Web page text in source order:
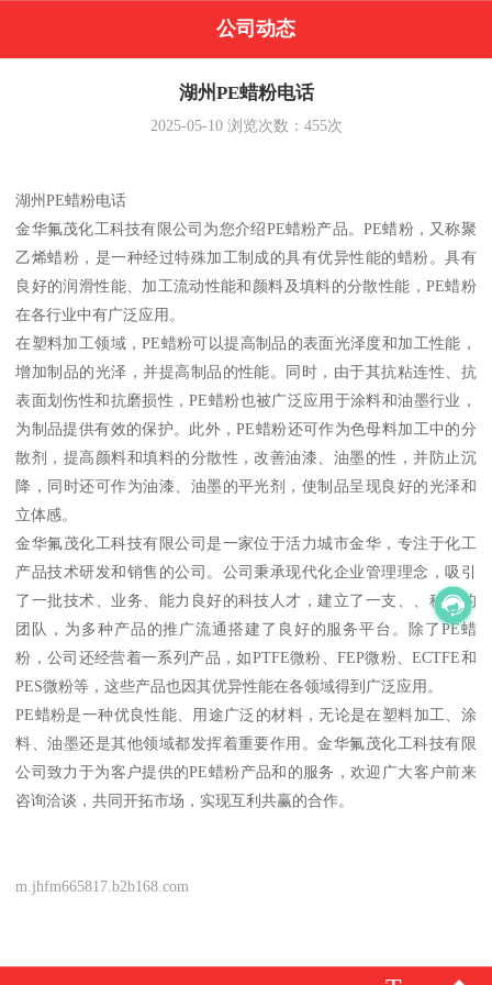
公司动态
湖州PE蜡粉电话
2025-05-10浏览次数： 455次
湖州PE蜡粉电话
金华氟茂化工科技有限公司为您介绍PE蜡粉产品。PE蜡粉，又称聚
乙烯蜡粉，是一种经过特殊加工制成的具有优异性能的蜡粉。具有
良好的润滑性能、加工流动性能和颜料及填料的分散性能，PE蜡粉
在各行业中有广泛应用。
在塑料加工领域，PE蜡粉可以提高制品的表面光泽度和加工性能，
增加制品的光泽，并提高制品的性能。同时，由于其抗粘连性、抗
表面划伤性和抗磨损性，PE蜡粉也被广泛应用于涂料和油墨行业，
为制品提供有效的保护。此外，PE蜡粉还可作为色母料加工中的分
散剂，提高颜料和填料的分散性，改善油漆、油墨的性，并防止沉
降，同时还可作为油漆、油墨的平光剂，使制品呈现良好的光泽和
立体感。
金华氟茂化工科技有限公司是一家位于活力城市金华，专注于化工
产品技术研发和销售的公司。公司秉承现代化企业管理理念，吸引
了一批技术、业务、能力良好的科技人才，建立了一支、、稳定的
团队，为多种产品的推广流通搭建了良好的服务平台。除了PE蜡
粉，公司还经营着一系列产品，如PTFE微粉、FEP微粉、ECTFE和
PES微粉等，这些产品也因其优异性能在各领域得到广泛应用。
PE蜡粉是一种优良性能、用途广泛的材料，无论是在塑料加工、涂
料、油墨还是其他领域都发挥着重要作用。金华氟茂化工科技有限
公司致力于为客户提供的PE蜡粉产品和的服务，欢迎广大客户前来
咨询洽谈，共同开拓市场，实现互利共赢的合作。
m.jhfm665817.b2b168.com